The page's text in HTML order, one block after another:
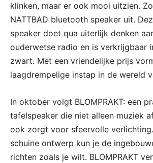
klinken, maar er ook mooi uitzien.
NATTBAD bluetooth speaker uit.
speaker doet qua uiterlijk denken
ouderwetse radio en is verkrijgbaar
zwart. Met een vriendelijke prijs
laagdrempelige instap in de wereld
In oktober volgt BLOMPRAKT: een
tafelspeaker die niet alleen muziek
ook zorgt voor sfeervolle
schuine ontwerp kun je de
richten zoals je wilt. BLOMPRAKT